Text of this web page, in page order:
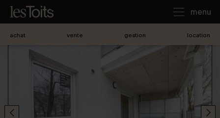
menu
achat vente gestion location